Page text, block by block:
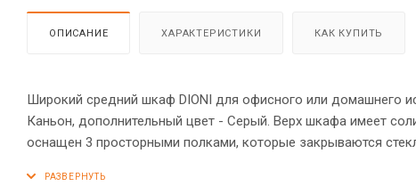
ОПИСАНИЕ ХАРАКТЕРИСТИКИ КАК КУПИТЬ
Широкий средний шкаф DIONI для офисного или домашнего
Каньон, дополнительный цвет - Серый. Верх шкафа имеет
оснащен 3 просторными полками, которые закрываются
элементов из ЛДСП – кромка ПВХ. Регулируемые по высоте